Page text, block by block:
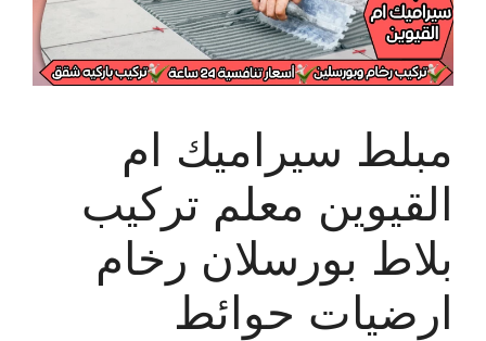
مبلط سيراميك ام
القيوين معلم تركيب
بلاط بورسلان رخام
ارضيات حوائط